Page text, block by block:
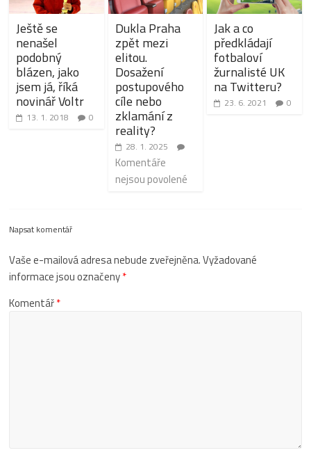
Ještě se
nenašel
podobný
blázen, jako
jsem já, říká
novinář Voltr
13. 1. 2018 0
Dukla Praha
zpět mezi
elitou.
Dosažení
postupového
cíle nebo
zklamání z
reality?
28. 1. 2025
Komentáře
nejsou povolené
Jak a co
předkládají
fotbaloví
žurnalisté UK
na Twitteru?
23. 6. 2021 0
Napsat komentář
Vaše e-mailová adresa nebude zveřejněna.Vyžadované
informace jsou označeny*
Komentář*